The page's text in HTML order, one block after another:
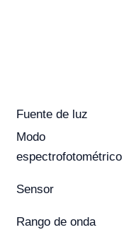
Fuente de luz
Modo
espectrofotométrico
Sensor
Rango de onda